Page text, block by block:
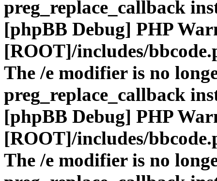
preg_replace_callback
[phpBB Debug] PHP
[ROOT]/includes/
The /e modifier is no
preg_replace_callback
[phpBB Debug] PHP
[ROOT]/includes/
The /e modifier is no